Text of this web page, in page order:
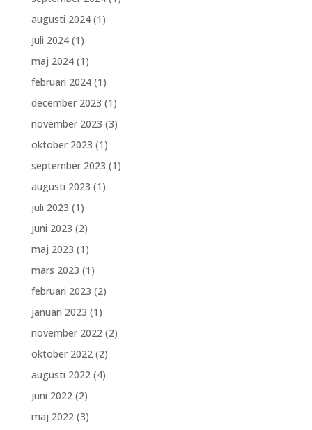
augusti 2024(1)
juli 2024(1)
maj 2024(1)
februari 2024(1)
december 2023 (1)
november 2023 (3)
oktober 2023 (1)
september 2023 (1)
augusti 2023 (1)
juli 2023 (1)
juni 2023 (2)
maj 2023 (1)
mars 2023 (1)
februari 2023 (2)
januari 2023 (1)
november 2022(2)
oktober 2022(2)
augusti 2022(4)
juni 2022(2)
maj 2022(3)